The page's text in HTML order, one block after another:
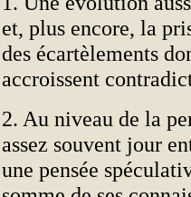
et, plus encore, la
des écartèlements
accroissent
2. Au niveau de la
assez souvent jour
une pensée